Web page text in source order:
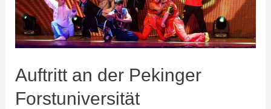
Auftritt an der Pekinger
Forstuniversität